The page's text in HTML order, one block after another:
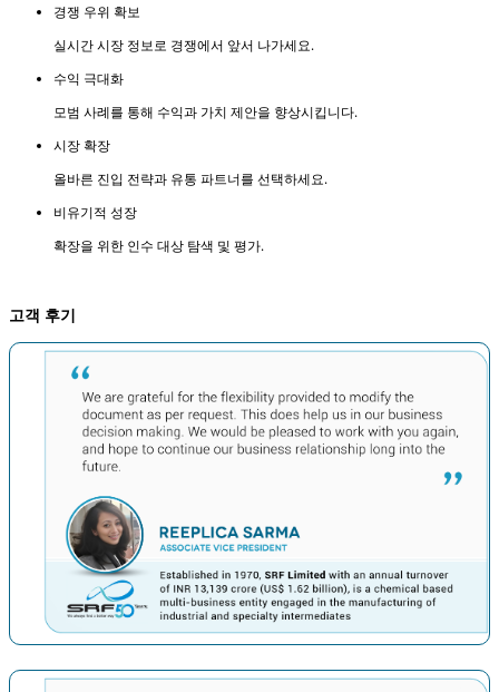
경쟁 우위 확보
실시간 시장 정보로 경쟁에서 앞서 나가세요.
수익 극대화
모범 사례를 통해 수익과 가치 제안을 향상시킵니다.
시장 확장
올바른 진입 전략과 유통 파트너를 선택하세요.
비유기적 성장
확장을 위한 인수 대상 탐색 및 평가.
고객 후기